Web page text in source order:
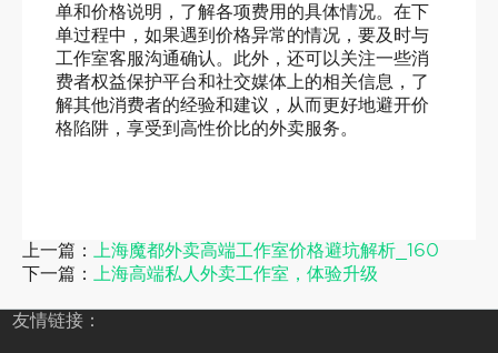
单和价格说明，了解各项费用的具体情况。在下
单过程中，如果遇到价格异常的情况，要及时与
工作室客服沟通确认。此外，还可以关注一些消
费者权益保护平台和社交媒体上的相关信息，了
解其他消费者的经验和建议，从而更好地避开价
格陷阱，享受到高性价比的外卖服务。
上一篇： 上海魔都外卖高端工作室价格避坑解析_160
下一篇： 上海高端私人外卖工作室，体验升级
友情链接：